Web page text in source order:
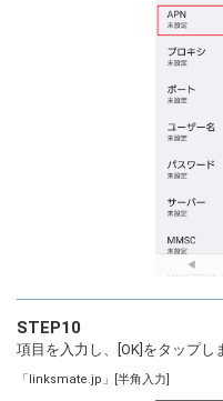
STEP10
項目を入力し、[OK]をタップし
「linksmate.jp」[半角入力]